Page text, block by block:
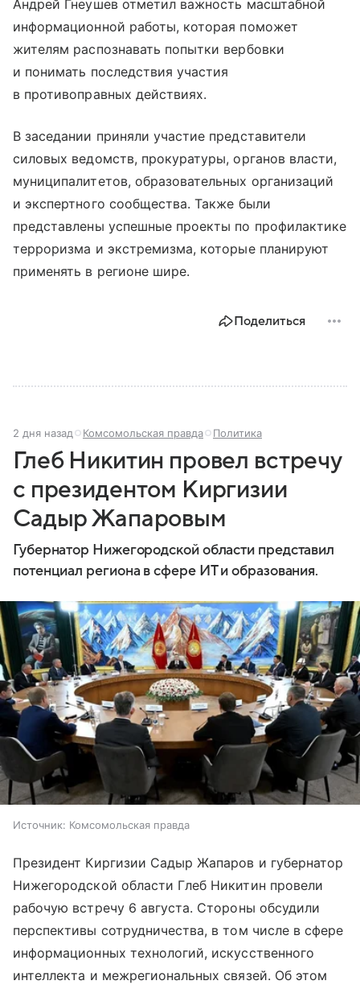
Андрей Гнеушев отметил важность масштабной
информационной работы, которая поможет
жителям распознавать попытки вербовки
и понимать последствия участия
в противоправных действиях.
В заседании приняли участие представители
силовых ведомств, прокуратуры, органов власти,
муниципалитетов, образовательных организаций
и экспертного сообщества. Также были
представлены успешные проекты по профилактике
терроризма и экстремизма, которые планируют
применять в регионе шире.
Поделиться
2 дня назад Комсомольская правда Политика
Глеб Никитин провел встречу
с президентом Киргизии
Садыр Жапаровым
Губернатор Нижегородской области представил
потенциал региона в сфере ИТ и образования.
Источник: Комсомольская правда
Президент Киргизии Садыр Жапаров и губернатор
Нижегородской области Глеб Никитин провели
рабочую встречу 6 августа. Стороны обсудили
перспективы сотрудничества, в том числе в сфере
информационных технологий, искусственного
интеллекта и межрегиональных связей. Об этом